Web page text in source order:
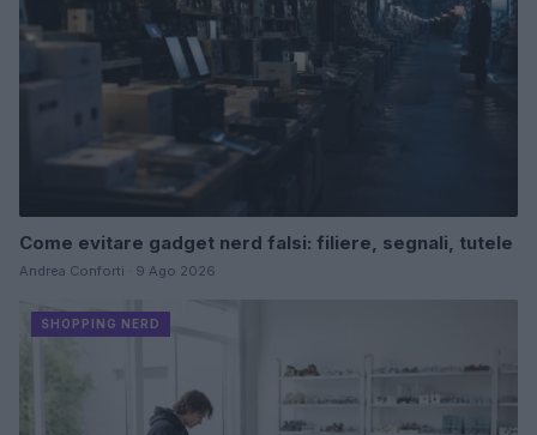
Come evitare gadget nerd falsi: filiere, segnali, tutele
Andrea Conforti · 9 Ago 2026
SHOPPING NERD